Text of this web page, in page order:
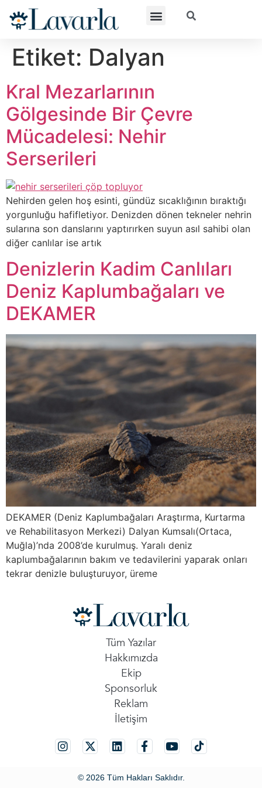
Etiket: Dalyan
Kral Mezarlarının
Gölgesinde Bir Çevre
Mücadelesi: Nehir
Serserileri
Nehirden gelen hoş esinti, gündüz sıcaklığının bıraktığı
yorgunluğu hafifletiyor. Denizden dönen tekneler nehrin
sularına son danslarını yaptırırken suyun asıl sahibi olan
diğer canlılar ise artık
Denizlerin Kadim Canlıları
Deniz Kaplumbağaları ve
DEKAMER
DEKAMER (Deniz Kaplumbağaları Araştırma, Kurtarma
ve Rehabilitasyon Merkezi) Dalyan Kumsalı(Ortaca,
Muğla)’nda 2008’de kurulmuş. Yaralı deniz
kaplumbağalarının bakım ve tedavilerini yaparak onları
tekrar denizle buluşturuyor, üreme
Tüm Yazılar
Hakkımızda
Ekip
Sponsorluk
Reklam
İletişim
© 2026 Tüm Hakları Saklıdır.